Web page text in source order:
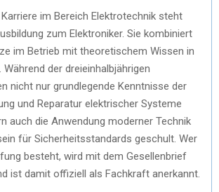
im Bereich Elektrotechnik steht
zum Elektroniker. Sie kombiniert
im Betrieb mit theoretischem Wissen in
der dreieinhalbjährigen
nicht nur grundlegende Kenntnisse der
und Reparatur elektrischer Systeme
auch die Anwendung moderner Technik
für Sicherheitsstandards geschult. Wer
besteht, wird mit dem Gesellenbrief
ist damit offiziell als Fachkraft anerkannt.